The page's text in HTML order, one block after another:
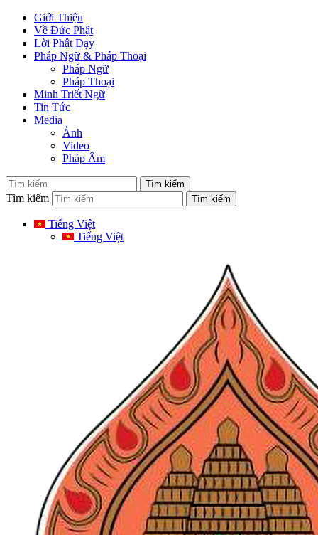
Giới Thiệu
Về Đức Phật
Lời Phật Dạy
Pháp Ngữ & Pháp Thoại
Pháp Ngữ
Pháp Thoại
Minh Triết Ngữ
Tin Tức
Media
Ảnh
Video
Pháp Âm
Tìm kiếm
Tiếng Việt
Tiếng Việt